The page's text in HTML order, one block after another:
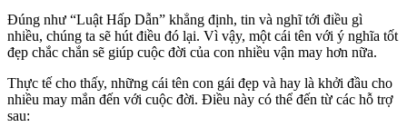
Đúng như “Luật Hấp Dẫn” khẳng định, tin và nghĩ tới điều gì
nhiều, chúng ta sẽ hút điều đó lại. Vì vậy, một cái tên với ý nghĩa tốt
đẹp chắc chắn sẽ giúp cuộc đời của con nhiều vận may hơn nữa.
Thực tế cho thấy, những cái tên con gái đẹp và hay là khởi đầu cho
nhiều may mắn đến với cuộc đời. Điều này có thể đến từ các hỗ trợ
sau: